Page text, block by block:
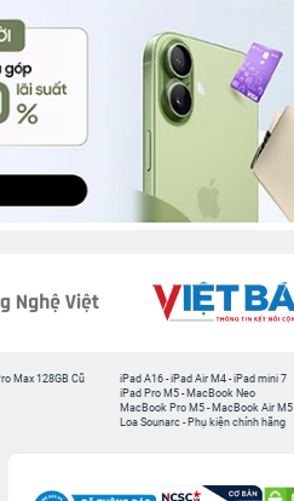
Max 128GB Cũ
iPad A16 -iPad Air M4 -iPad mini 7
iPad Pro M5 - MacBook Neo
MacBook Pro M5 - MacBook Air M5
Loa Sounarc - Phụ kiện chính hãng